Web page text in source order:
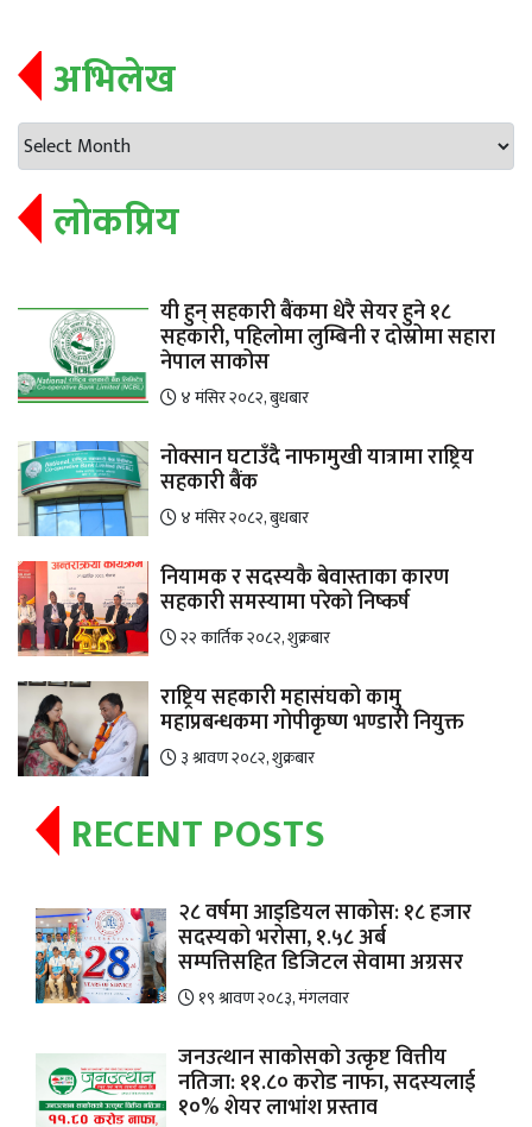
अभिलेख
लोकप्रिय
यी हुन् सहकारी बैंकमा धेरै सेयर हुने १८
सहकारी, पहिलोमा लुम्बिनी र दोस्रोमा सहारा
नेपाल साकोस
४ मंसिर २०८२, बुधबार
नोक्सान घटाउँदै नाफामुखी यात्रामा राष्ट्रिय
सहकारी बैंक
४ मंसिर २०८२, बुधबार
नियामक र सदस्यकै बेवास्ताका कारण
सहकारी समस्यामा परेको निष्कर्ष
२२ कार्तिक २०८२, शुक्रबार
राष्ट्रिय सहकारी महासंघको कामु
महाप्रबन्धकमा गोपीकृष्ण भण्डारी नियुक्त
३ श्रावण २०८२, शुक्रबार
RECENT POSTS
२८ वर्षमा आइडियल साकोस: १८ हजार
सदस्यको भरोसा, १.५८ अर्ब
सम्पत्तिसहित डिजिटल सेवामा अग्रसर
१९ श्रावण २०८३, मंगलवार
जनउत्थान साकोसको उत्कृष्ट वित्तीय
नतिजा: ११.८० करोड नाफा, सदस्यलाई
१०% शेयर लाभांश प्रस्ताव